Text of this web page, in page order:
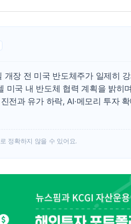
[종합
특정
李 "
李
이
개장 전 미국 반도체주가 일제히
미국 내 반도체 협력 계획을 밝히
전과 유가 하락, AI·메모리 투자
정확하지 않을 수 있어요.